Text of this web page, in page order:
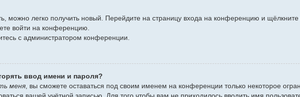
можно легко получить новый. Перейдите на страницу входа на конференцию и щёлкните
войти на конференцию.
с администратором конференции.
ввод имени и пароля?
меня , вы сможете оставаться под своим именем на конференции только некоторое